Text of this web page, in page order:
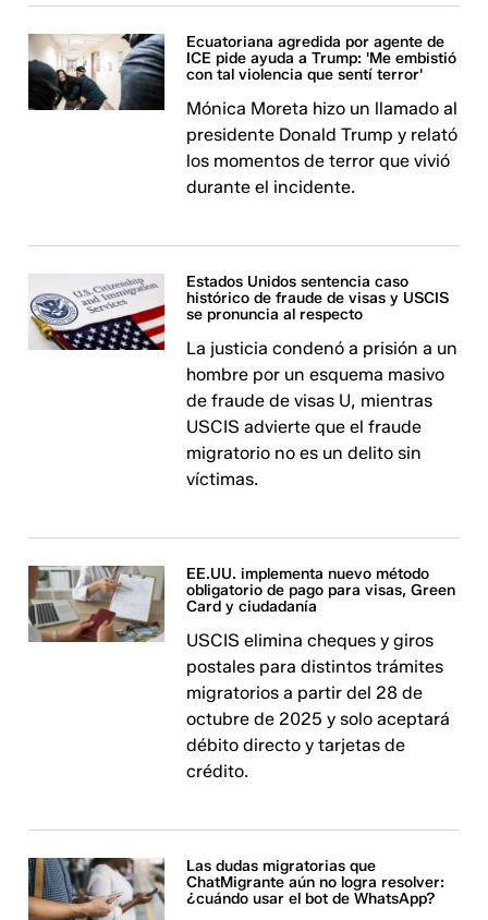
Ecuatoriana agredida por agente de
ICE pide ayuda a Trump: 'Me embistió
con tal violencia que sentí terror'
Mónica Moreta hizo un llamado al
presidente Donald Trump y relató
los momentos de terror que vivió
durante el incidente.
Estados Unidos sentencia caso
histórico de fraude de visas y USCIS
se pronuncia al respecto
La justicia condenó a prisión a un
hombre por un esquema masivo
de fraude de visas U, mientras
USCIS advierte que el fraude
migratorio no es un delito sin
víctimas.
EE.UU. implementa nuevo método
obligatorio de pago para visas, Green
Card y ciudadanía
USCIS elimina cheques y giros
postales para distintos trámites
migratorios a partir del 28 de
octubre de 2025 y solo aceptará
débito directo y tarjetas de
crédito.
Las dudas migratorias que
ChatMigrante aún no logra resolver:
¿cuándo usar el bot de WhatsApp?